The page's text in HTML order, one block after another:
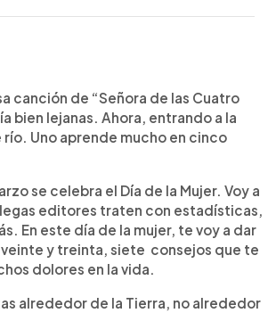
artículo
canción de “Señora de las Cuatro
bien lejanas. Ahora, entrando a la
Uno aprende mucho en cinco
se celebra el Día de la Mujer. Voy a
editores traten con estadísticas,
En este día de la mujer, te voy a dar
veinte y treinta, siete consejos que te
dolores en la vida.
alrededor de la Tierra, no alrededor